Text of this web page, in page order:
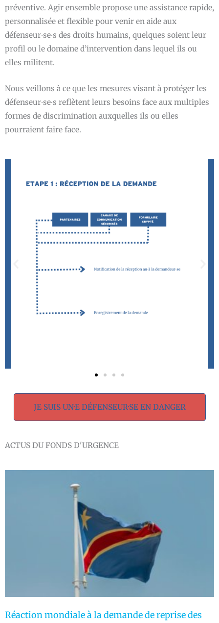
préventive. Agir ensemble propose une assistance rapide,
personnalisée et flexible pour venir en aide aux
défenseur∙se∙s des droits humains, quelques soient leur
profil ou le domaine d’intervention dans lequel ils ou
elles militent.
Nous veillons à ce que les mesures visant à protéger les
défenseur∙se∙s reflètent leurs besoins face aux multiples
formes de discrimination auxquelles ils ou elles
pourraient faire face.
JE SUIS UN·E DÉFENSEUR·SE EN DANGER
ACTUS DU FONDS D'URGENCE
Réaction mondiale à la demande de reprise des